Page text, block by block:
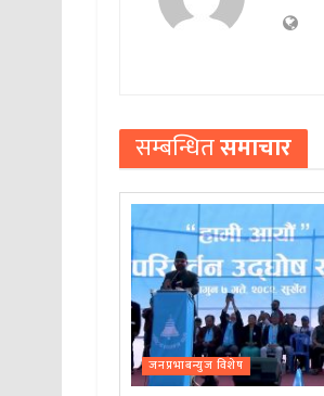
सम्बन्धितसमाचार
जनप्रभाबन्युज विशेष